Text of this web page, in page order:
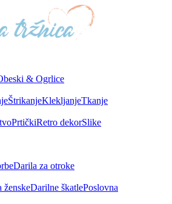
& Ogrlice
ŠtrikanjeKlekljanjeTkanje
PrtičkiRetro dekorSlike
Darila za otroke
ženskeDarilne škatlePoslovna